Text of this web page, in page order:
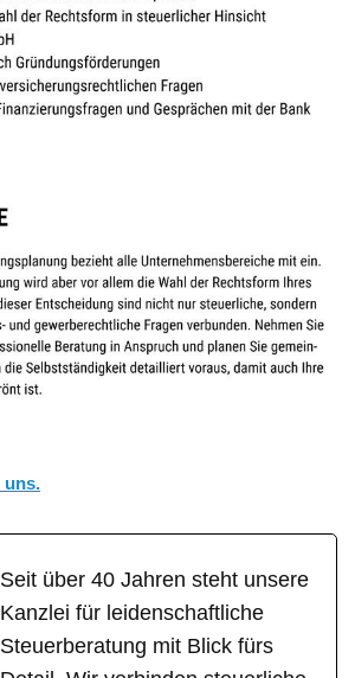
uns.
Seit über 40 Jahren steht unsere
Kanzlei für leidenschaftliche
Steuerberatung mit Blick fürs